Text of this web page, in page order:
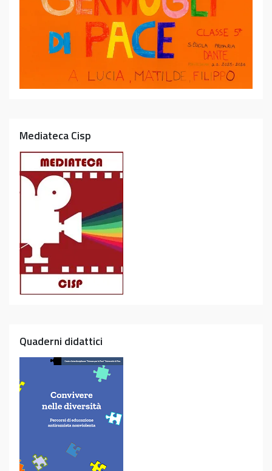
Mediateca Cisp
Quaderni didattici